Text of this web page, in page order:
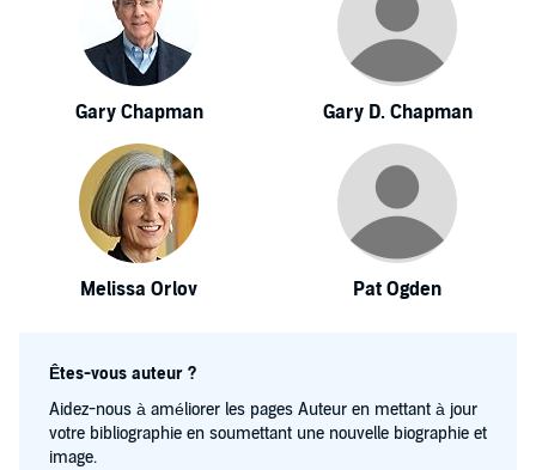
Gary Chapman Gary D. Chapman
Melissa Orlov Pat Ogden
Êtes-vous auteur ?
Aidez-nous à améliorer les pages Auteur en mettant à jour
votre bibliographie en soumettant une nouvelle biographie et
image.